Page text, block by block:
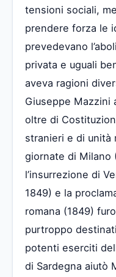
tensioni sociali,
prendere forza le
prevedevano
privata e uguali
aveva ragioni
Giuseppe Mazzini
oltre di
stranieri e di unità
giornate di Milano
l’insurrezione di
1849) e la
romana (1849)
purtroppo
potenti eserciti
di Sardegna aiutò